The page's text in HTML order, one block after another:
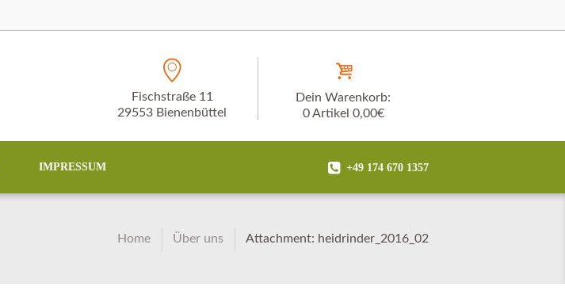
Dein Warenkorb:
0 Artikel 0,00€
Fischstraße 11
29553 Bienenbüttel
IMPRESSUM +49 174 670 1357
Home Über uns Attachment: heidrinder_2016_02